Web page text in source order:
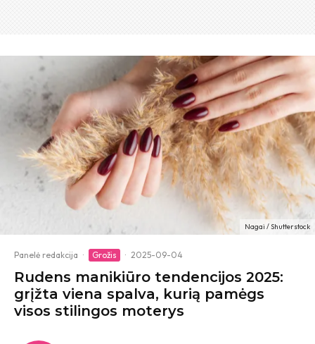
Nagai / Shutterstock
Panelė redakcija · Grožis · 2025-09-04
Rudens manikiūro tendencijos 2025:
grįžta viena spalva, kurią pamėgs
visos stilingos moterys